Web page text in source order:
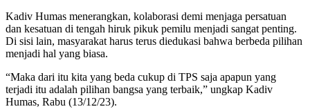
Kadiv Humas menerangkan, kolaborasi demi menjaga persatuan
dan kesatuan di tengah hiruk pikuk pemilu menjadi sangat penting.
Di sisi lain, masyarakat harus terus diedukasi bahwa berbeda pilihan
menjadi hal yang biasa.
“Maka dari itu kita yang beda cukup di TPS saja apapun yang
terjadi itu adalah pilihan bangsa yang terbaik,” ungkap Kadiv
Humas, Rabu (13/12/23).